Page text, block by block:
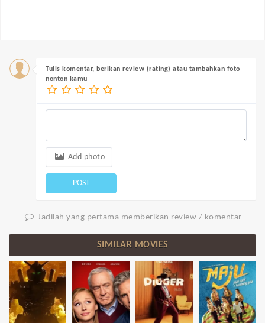
Tulis komentar, berikan review (rating) atau tambahkan foto
nonton kamu
Add photo
POST
Jadilah yang pertama memberikan review / komentar
SIMILAR MOVIES